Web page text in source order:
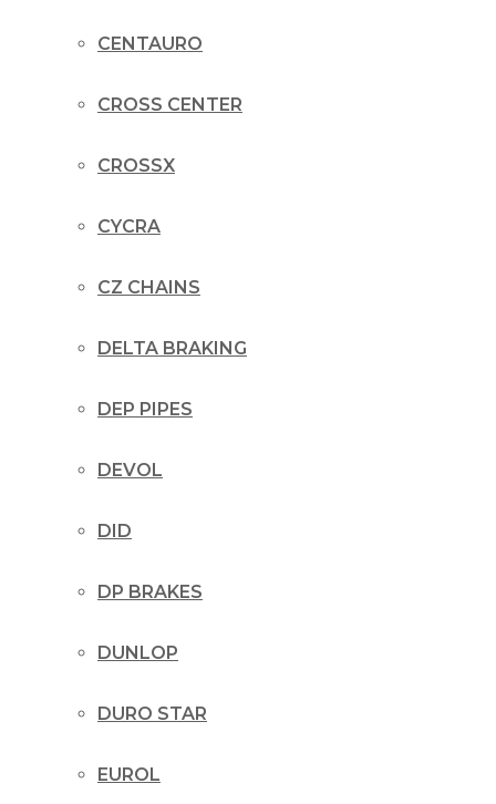
CENTAURO
CROSS CENTER
CROSSX
CYCRA
CZ CHAINS
DELTA BRAKING
DEP PIPES
DEVOL
DID
DP BRAKES
DUNLOP
DURO STAR
EUROL